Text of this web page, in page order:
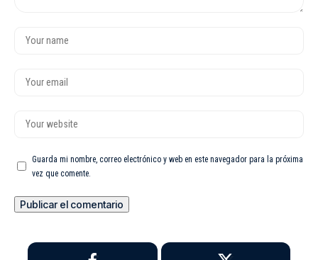
Guarda mi nombre, correo electrónico y web en este navegador para la próxima
vez que comente.